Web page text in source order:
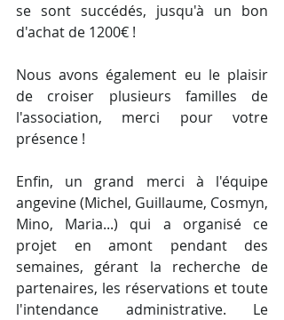
se sont succédés, jusqu'à un bon
d'achat de 1200€ !
Nous avons également eu le plaisir
de croiser plusieurs familles de
l'association, merci pour votre
présence !
Enfin, un grand merci à l'équipe
angevine (Michel, Guillaume, Cosmyn,
Mino, Maria...) qui a organisé ce
projet en amont pendant des
semaines, gérant la recherche de
partenaires, les réservations et toute
l'intendance administrative. Le